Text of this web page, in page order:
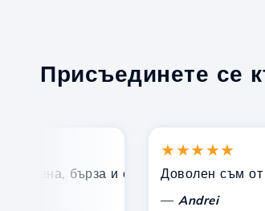
Присъединете се
бърза и ефективна техническа
★★★★★
Доволен съм от
Andrei